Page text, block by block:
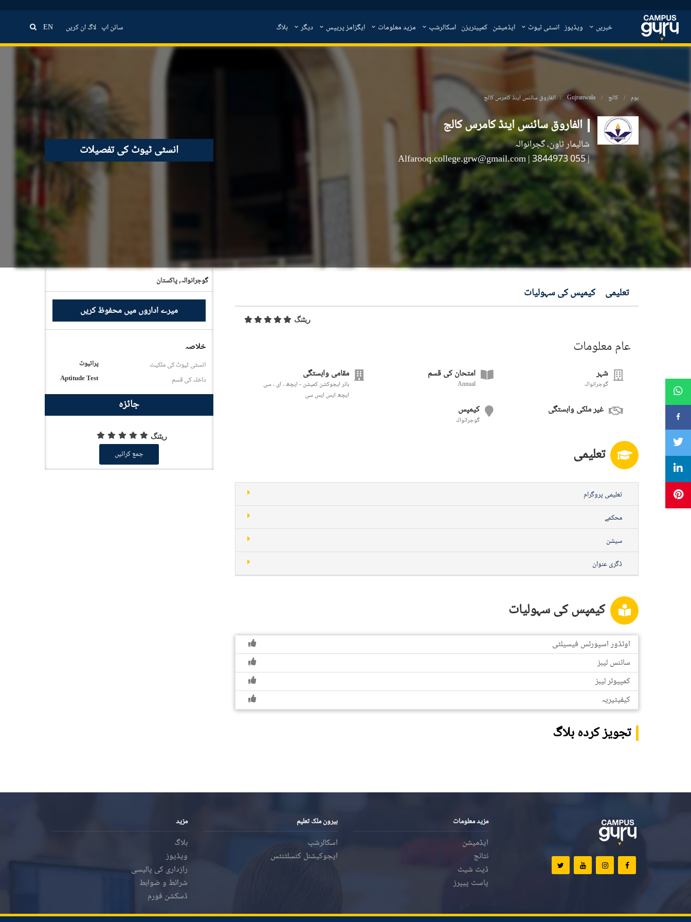
خبریں ویڈیوز انسٹی ٹیوٹ ایڈمیشن کمپیئریزن اسکالرشپ مزید معلومات ایگزامز پریپس دیگر بلاگ سائن اپ لاگ ان کریں EN
ہوم کالج Gujranwala الفاروق سائنس اینڈ کامرس کالج
الفاروق سائنس اینڈ کامرس کالج
شالیمار ٹاون، گجرانوالہ
| 055 3844973
|
Alfarooq.college.grw@gmail.com
تعلیمی کیمپس کی سہولیات
ریٹنگ
عام معلومات
شہر
گوجرانوالہ
امتحان کی قسم
Annual
مقامی وابستگی
ہائر ایجوکشن کمیشن - ایچھ ۔ ای ۔ سی
ایچھ ایس ایس سی
غیر ملکی وابستگی کیمپس
گوجرانوالہ
تعلیمی
تعلیمی پروگرام
محکمے
سیشن
ڈگری عنوان
کیمپس کی سہولیات
اوٹڈور اسپورٹس فیسیلٹی
سائنس لیبز
کمپیوٹر لیبز
کیفیٹیریہ
انسٹی ٹیوٹ کی تفصیلات
گوجرانوالہ,پاکستان
میرے اداروں میں محفوظ کریں
خلاصہ
انسٹی ٹیوٹ کی ملکیت
پرائیوٹ
داخلہ کی قسم
Aptitude Test
جائزہ
ریٹنگ
جمع کرائیں
تجویز کردہ بلاگ
مزید معلومات
ایڈمیشن
نتائج
ڈیٹ شیٹ
پاسٹ پیپرز
بیرون ملک تعلیم
اسکالرشپ
ایجوکیشنل کنسلٹنٹس
مزید
بلاگ
ویڈیوز
رازداری کی پالیسی
شرائط و ضوابط
ڈسکشن فورم